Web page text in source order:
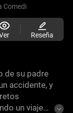
Comedi
Reseña
de su padre
accidente, y
un viaje